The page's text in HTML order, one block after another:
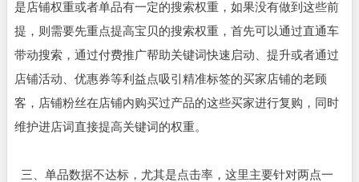
是店铺权重或者单品有一定的搜索权重，如果没有做到这些前
提，则需要先重点提高宝贝的搜索权重，首先可以通过直通车
带动搜索，通过付费推广帮助关键词快速启动、提升或者通过
店铺活动、优惠券等利益点吸引精准标签的买家店铺的老顾
客，店铺粉丝在店铺内购买过产品的这些买家进行复购，同时
维护进店词直接提高关键词的权重。
三、单品数据不达标，尤其是点击率，这里主要针对两点一